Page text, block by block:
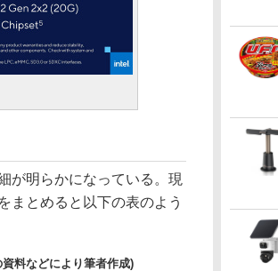
が明らかになっている。現
まとめると以下の表のよう
料などにより筆者作成)